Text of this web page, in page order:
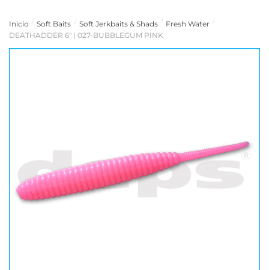
Inicio / Soft Baits / Soft Jerkbaits & Shads / Fresh Water /
DEATHADDER 6" | 027-BUBBLEGUM PINK